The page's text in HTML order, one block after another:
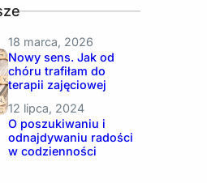
18 marca, 2026
Nowy sens. Jak od
chóru trafiłam do
terapii zajęciowej
12 lipca, 2024
O poszukiwaniu i
odnajdywaniu radości
w codzienności